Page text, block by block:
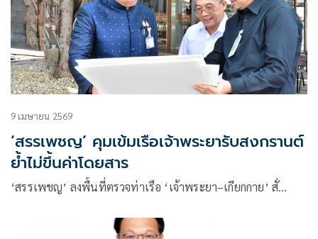
9 เมษายน 2569
‘สรรเพชญ’ คุมเข้มเรือเจ้าพระยารับสงกรานต์
ย้ำไม่ขึ้นค่าโดยสาร
‘สรรเพชญ’ ลงพื้นที่ตรวจท่าเรือ ‘เจ้าพระยา–เกียกกาย’ สั่…